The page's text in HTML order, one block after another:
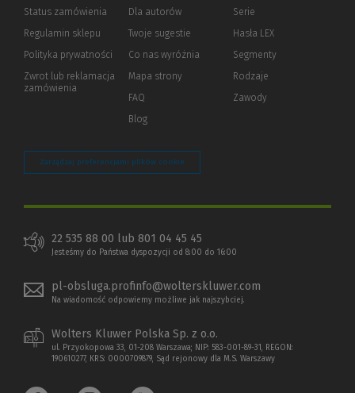
Status zamówienia
Regulamin sklepu
Polityka prywatności (Nowe
(Link
innej
Zwrot lub reklamacja
zamówienia
Dla autorów(Nowe
(Link
innej
strony)
Twoje sugestie
Co nas wyróżnia
Mapa strony
FAQ
Blog
Serie
Hasła LEX
Segmenty
Rodzaje
Zawody
Zarządzaj preferencjami plików cookie
22 535 88 00 lub 801 04 45 45
Jesteśmy do Państwa dyspozycji od 8:00 do 16:00
pl-obsluga.profinfo@wolterskluwer.com
Na wiadomość odpowiemy możliwe jak najszybciej.
Wolters Kluwer Polska Sp. z o.o.
ul. Przyokopowa 33, 01-208 Warszawa; NIP: 583-001-89-31, REGON:
190610277, KRS: 0000709879, Sąd rejonowy dla M.S. Warszawy